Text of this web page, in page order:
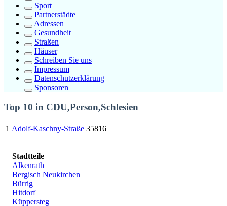
Sport
Partnerstädte
Adressen
Gesundheit
Straßen
Häuser
Schreiben Sie uns
Impressum
Datenschutzerklärung
Sponsoren
Top 10 in CDU,Person,Schlesien
1 Adolf-Kaschny-Straße 35816
Stadtteile
Alkenrath
Bergisch Neukirchen
Bürrig
Hitdorf
Küppersteg